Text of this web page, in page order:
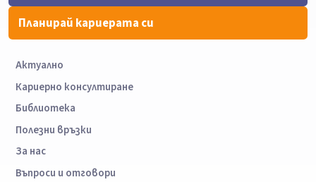
Планирай кариерата си
Актуално
Кариерно консултиране
Библиотека
Полезни връзки
За нас
Въпроси и отговори